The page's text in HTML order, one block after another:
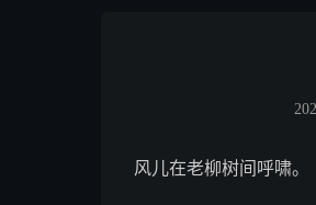
风儿在老柳树间呼啸。